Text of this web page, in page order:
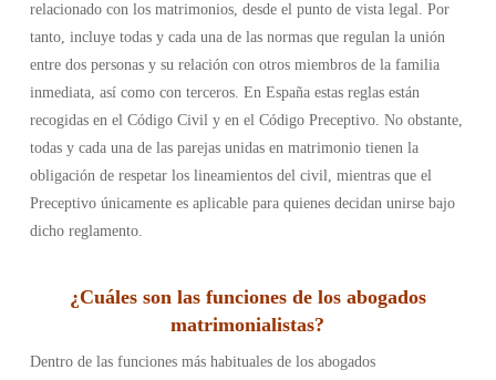
relacionado con los matrimonios, desde el punto de vista legal. Por
tanto, incluye todas y cada una de las normas que regulan la unión
entre dos personas y su relación con otros miembros de la familia
inmediata, así como con terceros. En España estas reglas están
recogidas en el Código Civil y en el Código Preceptivo. No obstante,
todas y cada una de las parejas unidas en matrimonio tienen la
obligación de respetar los lineamientos del civil, mientras que el
Preceptivo únicamente es aplicable para quienes decidan unirse bajo
dicho reglamento.
¿Cuáles son las funciones de los abogados
matrimonialistas?
Dentro de las funciones más habituales de los abogados